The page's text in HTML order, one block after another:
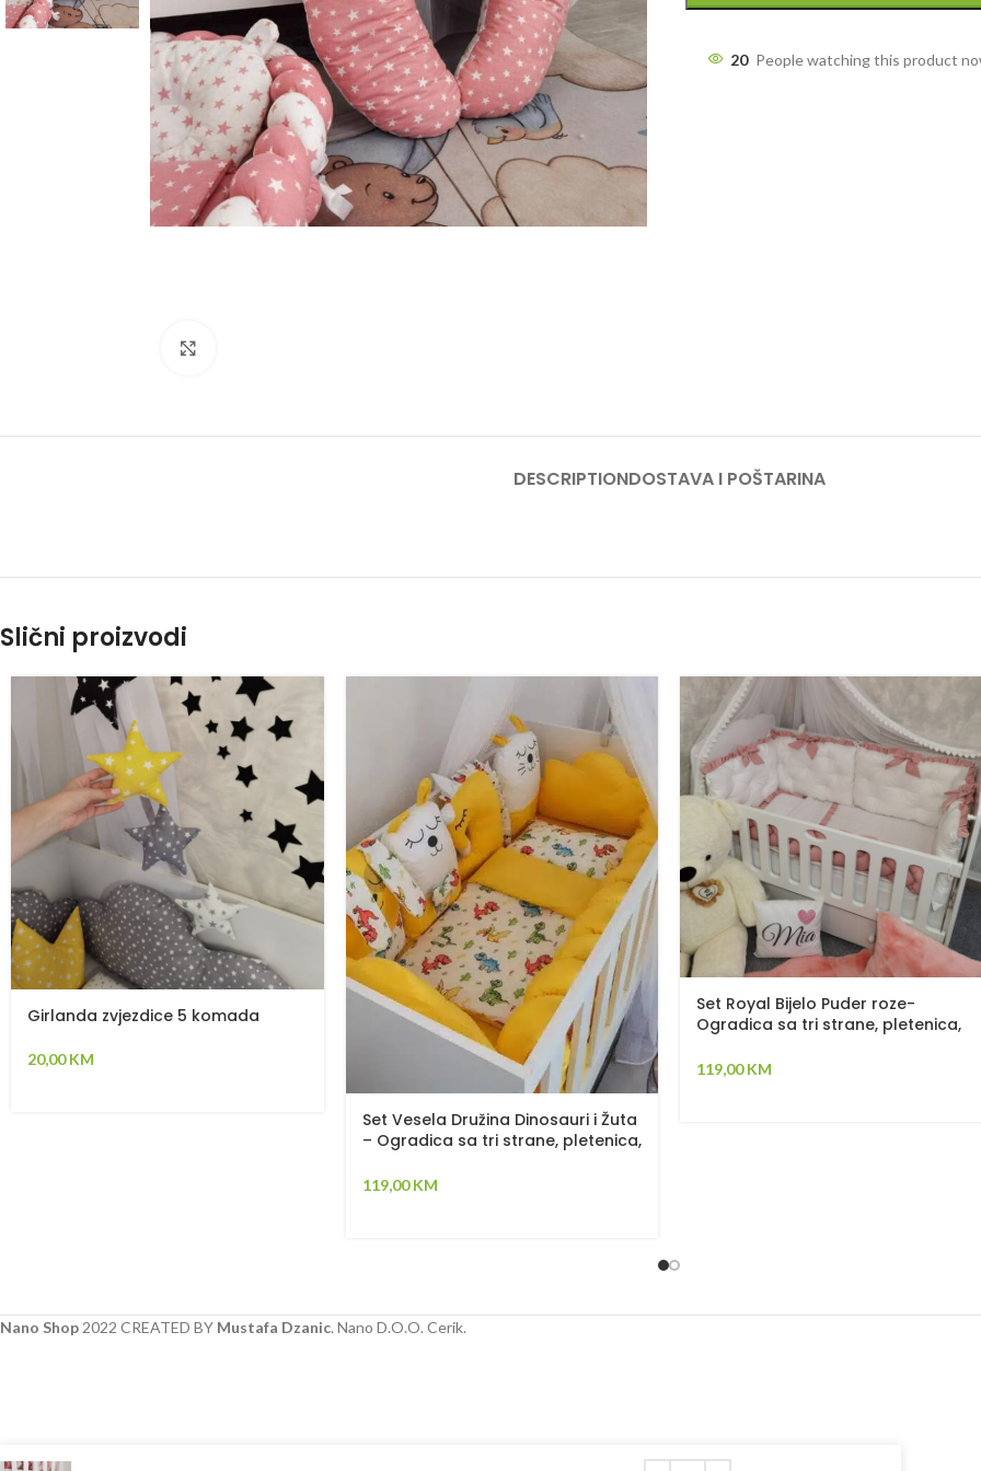
20 People watching this product
DESCRIPTIONDOSTAVA I POŠTARINA
Slični proizvodi
Girlanda zvjezdice 5 komada
20,00KM
Set Vesela Družina Dinosauri i Žuta
– Ogradica sa tri strane, pletenica,
119,00KM
Set Royal Bijelo Puder roze-
Ogradica sa tri strane, pletenica,
119,00KM
Nano Shop 2022 CREATED BY Mustafa Dzanic. Nano D.O.O. Cerik.